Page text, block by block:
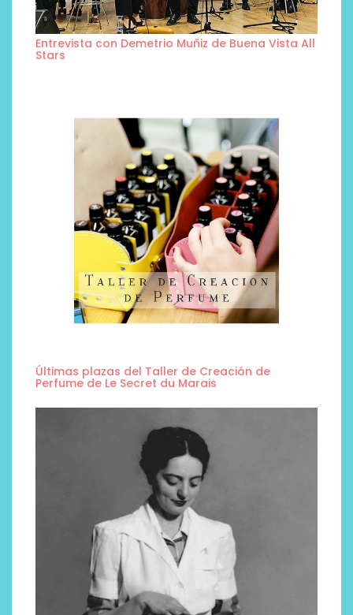
Entrevista con Demetrio Muñiz de Buena Vista All
Stars
Últimas plazas del Taller de Creación de
Perfume de Le Secret du Marais